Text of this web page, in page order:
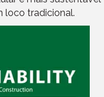
loco tradicional.